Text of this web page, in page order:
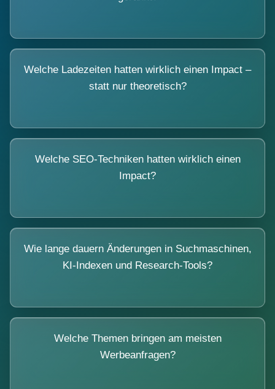
Welche Ladezeiten hatten wirklich einen Impact –
statt nur theoretisch?
Welche SEO-Techniken hatten wirklich einen
Impact?
Wie lange dauern Änderungen in Suchmaschinen,
KI-Indexen und Research-Tools?
Welche Themen bringen am meisten
Werbeanfragen?